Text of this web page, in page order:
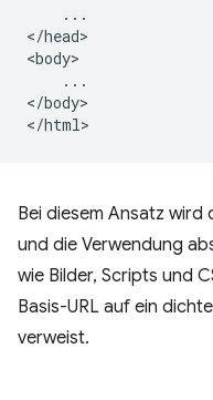
    ...
</head>
<body>
    ...
</body>
Bei diesem Ansatz
und die Verwendung
wie Bilder, Scripts und
Basis-URL auf ein
verweist.